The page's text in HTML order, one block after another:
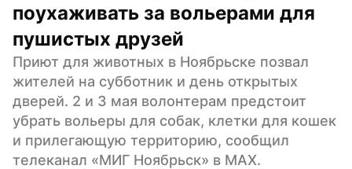
поухаживать за вольерами для
пушистых друзей
Приют для животных в Ноябрьске позвал
жителей на субботник и день открытых
дверей. 2 и 3 мая волонтерам предстоит
убрать вольеры для собак, клетки для кошек
и прилегающую территорию, сообщил
телеканал «МИГ Ноябрьск» в MAX.